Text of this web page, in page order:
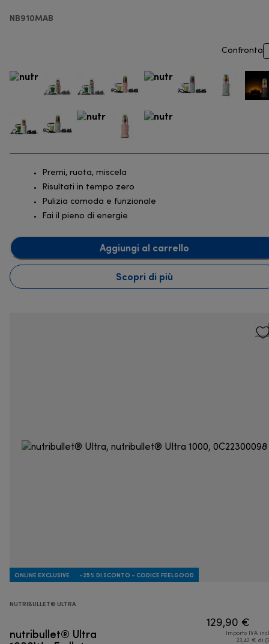
NB910MAB
Confronta
Premi, ruota, miscela
Risultati in tempo zero
Pulizia comoda e funzionale
Fai il pieno di energie
Aggiungi al carrello
Scopri di più
ONLINE EXCLUSIVE -25% DI SCONTO - CODICE FEELGOOD
NUTRIBULLET® ULTRA
nutribullet® Ultra
129,90 €
Importo IVA
23,42 € di